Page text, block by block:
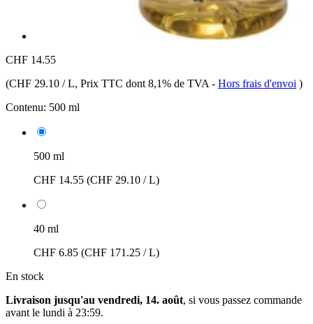
CHF 14.55
(CHF 29.10 / L, Prix TTC dont 8,1% de TVA - Hors frais d'envoi )
Contenu: 500 ml
500 ml
CHF 14.55 (CHF 29.10 / L)
40 ml
CHF 6.85 (CHF 171.25 / L)
En stock
Livraison jusqu'au vendredi, 14. août, si vous passez commande
avant le lundi à 23:59.